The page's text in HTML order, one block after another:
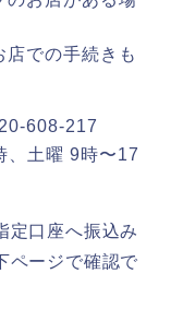
での手続きも
608-217
、土曜 9時〜17
定口座へ振込み
ページで確認で